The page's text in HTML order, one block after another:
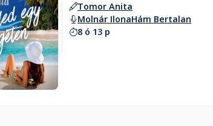
Hallgass bele
Tomor Anita
Molnár IlonaHám Bertalan
8 ó 13 p